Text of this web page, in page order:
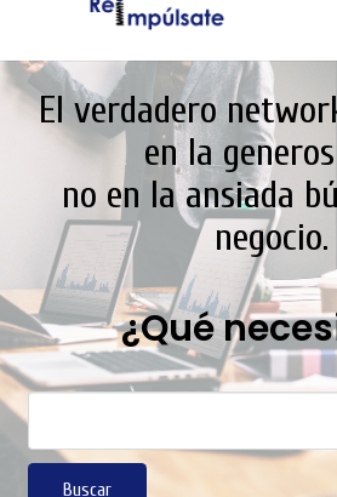
El verdadero
en la
no en la ansiada
negocio.
¿Qué